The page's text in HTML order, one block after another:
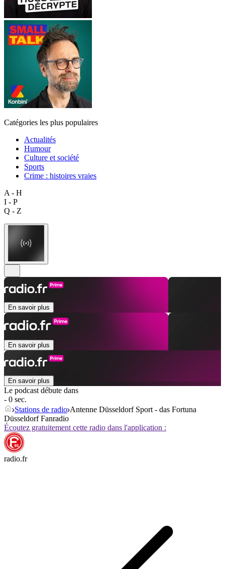
Catégories les plus populaires
Actualités
Humour
Culture et société
Sports
Crime : histoires vraies
A - H
I - P
Q - Z
En savoir plus
En savoir plus
En savoir plus
Le podcast débute dans
- 0 sec.
Stations de radio Antenne Düsseldorf Sport - das Fortuna
Düsseldorf Fanradio
Écoutez gratuitement cette radio dans l'application :
radio.fr